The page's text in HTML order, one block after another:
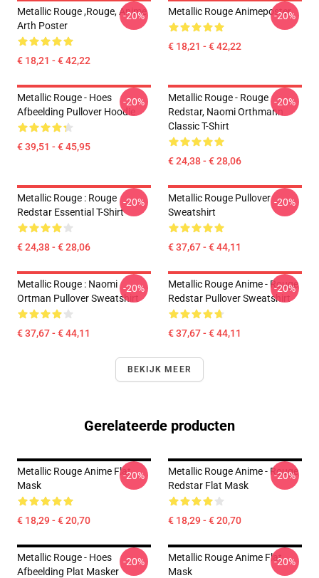
Metallic Rouge ,rouge, Anime
Arth Poster
€ 18,21 - € 42,22
-20% Metallic Rouge Animeposter
€ 18,21 - € 42,22
-20%
Metallic Rouge - Hoes
Afbeelding Pullover Hoodie
€ 39,51 - € 45,95
-20%
Metallic Rouge - Rouge
Redstar, Naomi Orthmann
Classic T-Shirt
€ 24,38 - € 28,06
-20%
Metallic Rouge : Rouge
Redstar Essential T-Shirt
€ 24,38 - € 28,06
-20%
Metallic Rouge Pullover
Sweatshirt
€ 37,67 - € 44,11
-20%
Metallic Rouge : Naomi
Ortman Pullover Sweatshirt
€ 37,67 - € 44,11
-20%
Metallic Rouge Anime - Rouge
Redstar Pullover Sweatshirt
€ 37,67 - € 44,11
-20%
BEKIJK MEER
Gerelateerde producten
Metallic Rouge Anime Flat
Mask
€ 18,29 - € 20,70
-20%
Metallic Rouge Anime - Rouge
Redstar Flat Mask
€ 18,29 - € 20,70
-20%
Metallic Rouge - Hoes
Afbeelding Plat Masker
-20%
Metallic Rouge Anime Flat
Mask
-20%